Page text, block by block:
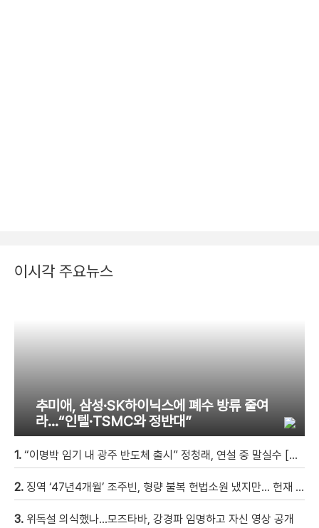
이시각 주요뉴스
추미애, 삼성·SK하이닉스에 폐수 방류 줄여
라…“인텔·TSMC와 정반대”
1. “이명박 임기 내 광주 반도체 출시” 정청래, 연설 중 말실수 [현장영상]
2. 징역 ‘47년4개월’ 조주빈, 형량 불복 헌법소원 냈지만… 헌재 “합헌”
3. 위독설 의식했나…모즈타바, 강경파 임명하고 자신 영상 공개